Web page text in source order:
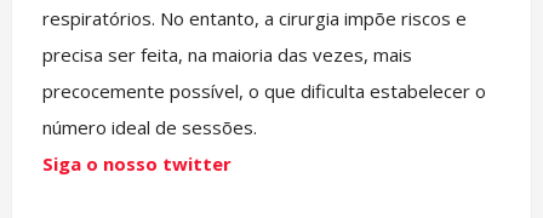
respiratórios. No entanto, a cirurgia impõe riscos e
precisa ser feita, na maioria das vezes, mais
precocemente possível, o que dificulta estabelecer o
número ideal de sessões.
Siga o nosso twitter